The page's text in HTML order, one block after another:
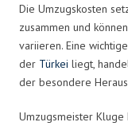
Die Umzugskosten
zusammen und
variieren. Eine
der Türkei liegt,
der besondere
Umzugsmeister